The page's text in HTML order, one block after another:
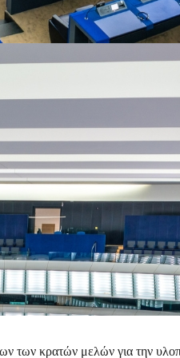
των κρατών μελών για την